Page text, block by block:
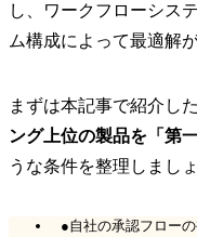
し、ワークフローシス
ム構成によって最適解
まずは本記事で紹介し
ング上位の製品を「第一
うな条件を整理しましょ
●自社の承認フロー